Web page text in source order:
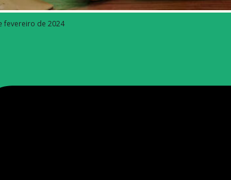
fevereiro de 2024